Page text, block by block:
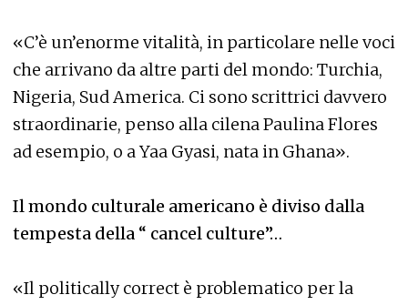
«C’è un’enorme vitalità, in particolare nelle voci
che arrivano da altre parti del mondo: Turchia,
Nigeria, Sud America. Ci sono scrittrici davvero
straordinarie, penso alla cilena Paulina Flores
ad esempio, o a Yaa Gyasi, nata in Ghana».
Il mondo culturale americano è diviso dalla
tempesta della “ cancel culture”…
«Il politically correct è problematico per la